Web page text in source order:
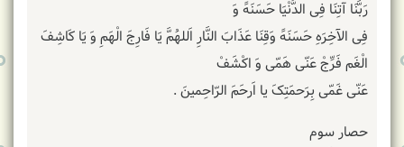
رَبَّنَا آتِنَا فِی الدُّنْیَا حَسَنَهً وَ
فِی الآخِرَهِ حَسَنَهً وَقِنَا عَذَابَ النَّارِ اَللهُمَّ یَا فَارِجَ‏ الْهَمِ‏ وَ یَا کَاشِفَ‏
الْغَم‏ فَرِّجْ عَنّی هَمّی وَ اکْشَفْ
عَنّی غَمّی بِرَحمَتِکَ یا اَرحَمَ الرّاحِمینَ .
حصار سوم